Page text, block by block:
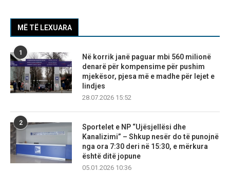
MË TË LEXUARA
1
Në korrik janë paguar mbi 560 milionë
denarë për kompensime për pushim
mjekësor, pjesa më e madhe për lejet e
lindjes
28.07.2026 15:52
2
Sportelet e NP “Ujësjellësi dhe
Kanalizimi” – Shkup nesër do të punojnë
nga ora 7:30 deri në 15:30, e mërkura
është ditë jopune
05.01.2026 10:36